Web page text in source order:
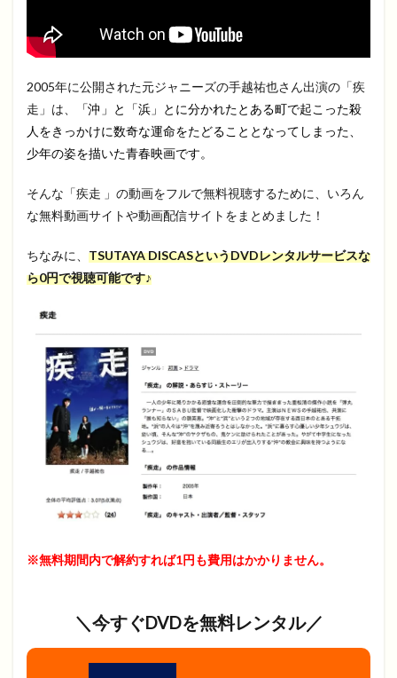
2005年に公開された元ジャニーズの手越祐也さん出演の「疾
走」は、
「沖」と「浜」とに分かれたとある町で起こった殺
人をきっかけに数奇な運命をたどることとなってしまった、
少年の姿を描いた青春映画です。
そんな「疾走 」の動画をフルで無料視聴するために、いろん
な無料動画サイトや動画配信サイトをまとめました！
ちなみに、 TSUTAYA DISCASというDVDレンタルサービスな
ら0円で視聴可能です♪
※無料期間内で解約すれば1円も費用はかかりません。
＼今すぐDVDを無料レンタル／